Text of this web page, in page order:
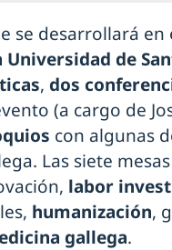
se desarrollará en
de
, dos
(a cargo de
con algunas
Las siete
labor
humanización,
gallega.